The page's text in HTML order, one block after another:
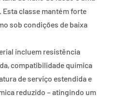
classe mantém forte
sob condições de baixa
incluem resistência
compatibilidade química
de serviço estendida e
reduzido – atingindo um